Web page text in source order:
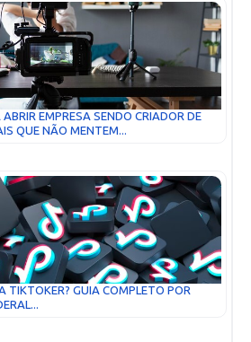
EMPRESA SENDO CRIADOR DE
QUE NÃO MENTEM...
TIKTOKER? GUIA COMPLETO POR